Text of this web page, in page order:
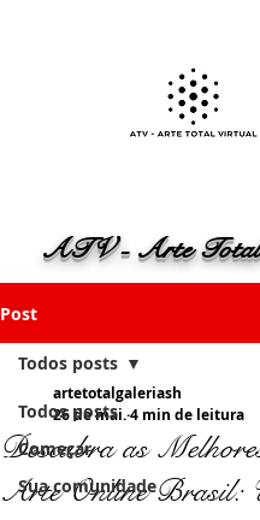
ATV - Arte
Post
Todos posts
Começar
Sua comunidade
Todos posts
Descubra as
Arte Online Brasil:
artetotalgaleriash
26 de mai.4 min de leitura